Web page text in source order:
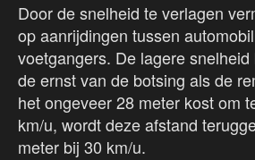
Door de snelheid te verlagen
op aanrijdingen tussen
voetgangers. De lagere
de ernst van de botsing als de
het ongeveer 28 meter kost om
km/u, wordt deze afstand
meter bij 30 km/u.